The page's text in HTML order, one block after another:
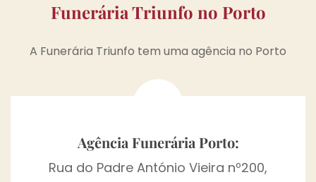
Funerária Triunfo no Porto
A Funerária Triunfo tem uma agência no Porto
Agência Funerária Porto:
Rua do Padre António Vieira nº200,